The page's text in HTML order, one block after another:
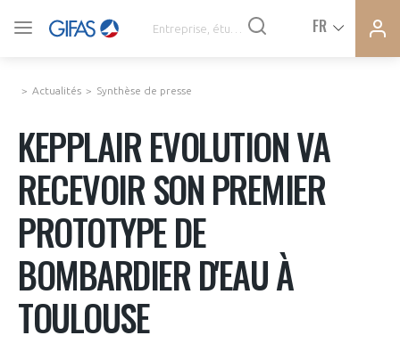
FR
À LA UNE
SYNTHÈSE DE PRESSE
AGENDA
Actualités Synthèse de presse
KEPPLAIR EVOLUTION VA
RECEVOIR SON PREMIER
PROTOTYPE DE
BOMBARDIER D'EAU À
TOULOUSE
VOUS ÊTES ADHÉRENTS
CONNEXION
DEMANDE D’ADHÉSION
Avez-vous un statut de droit français ?